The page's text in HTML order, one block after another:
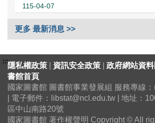
115-04-07
更多 最新消息 >>
:::隱私權政策 資訊安全政策 政府網站資
書館首頁
國家圖書館 圖書館事業發展組 服務專線
| 電子郵件：libstat@ncl.edu.tw | 地址：
區中山南路20號
國家圖書館 著作權聲明 Copyright © All